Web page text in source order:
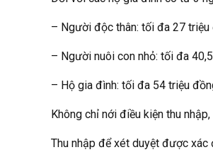
– Người độc thân: tối đa 27
– Người nuôi con nhỏ: tối đa
– Hộ gia đình: tối đa 54 triệu
Không chỉ nới điều kiện thu
Thu nhập để xét duyệt được xác